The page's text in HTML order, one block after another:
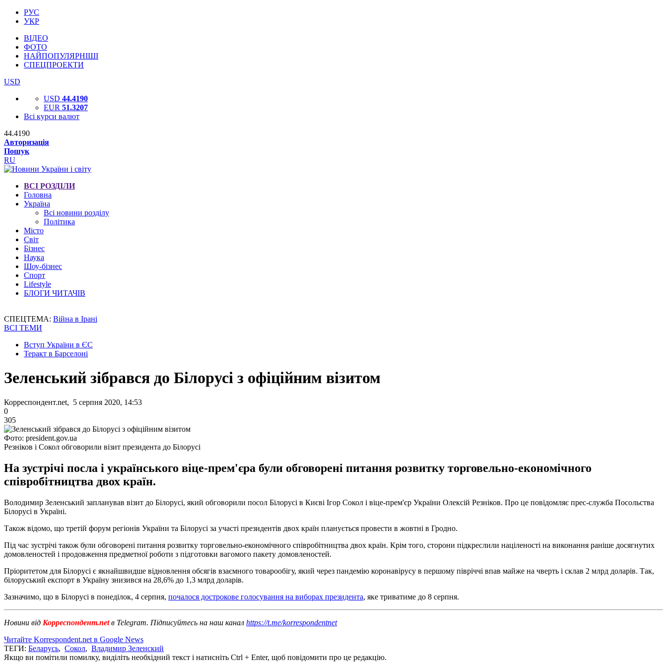
РУС
УКР
ВІДЕО
ФОТО
НАЙПОПУЛЯРНІШІ
СПЕЦПРОЕКТИ
USD
USD 44.4190
EUR 51.3207
Всі курси валют
44.4190
Авторизація
Пошук
RU
ВСІ РОЗДІЛИ
Головна
Україна
Всі новини розділу
Політика
Місто
Світ
Бізнес
Наука
Шоу-бізнес
Спорт
Lifestyle
БЛОГИ ЧИТАЧІВ
СПЕЦТЕМА: Війна в Ірані
ВСІ ТЕМИ
Вступ України в ЄС
Теракт в Барселоні
Зеленський зібрався до Білорусі з офіційним візитом
Корреспондент.net, 5 серпня 2020, 14:53
0
305
Фото: president.gov.ua
Резніков і Сокол обговорили візит президента до Білорусі
На зустрічі посла і українського віце-прем'єра були обговорені питання розвитку торговельно-економічного
співробітництва двох країн.
Володимир Зеленський запланував візит до Білорусі, який обговорили посол Білорусі в Києві Ігор Сокол і віце-прем'єр України Олексій Резніков. Про це повідомляє прес-служба Посольства
Білорусі в Україні.
Також відомо, що третій форум регіонів України та Білорусі за участі президентів двох країн планується провести в жовтні в Гродно.
Під час зустрічі також були обговорені питання розвитку торговельно-економічного співробітництва двох країн. Крім того, сторони підкреслили націленості на виконання раніше досягнутих
домовленостей і продовження предметної роботи з підготовки вагомого пакету домовленостей.
Пріоритетом для Білорусі є якнайшвидше відновлення обсягів взаємного товарообігу, який через пандемію коронавірусу в першому півріччі впав майже на чверть і склав 2 млрд доларів. Так,
білоруський експорт в Україну знизився на 28,6% до 1,3 млрд доларів.
Зазначимо, що в Білорусі в понеділок, 4 серпня, почалося дострокове голосування на виборах президента, яке триватиме до 8 серпня.
Новини від Корреспондент.netв Telegram. Підписуйтесь на наш канал https://t.me/korrespondentnet
Читайте Korrespondent.net в Google News
ТЕГИ: Беларусь, Сокол, Владимир Зеленский
Якщо ви помітили помилку, виділіть необхідний текст і натисніть Ctrl + Enter, щоб повідомити про це редакцію.